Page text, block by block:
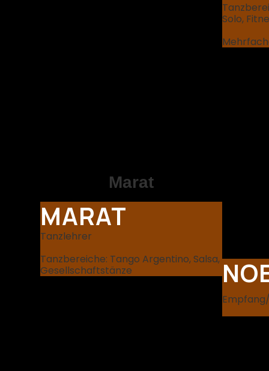
Solo,
Marat
MARAT
Tanzlehrer
Tanzbereiche: Tango Argentino, Salsa,
Gesellschaftstänze